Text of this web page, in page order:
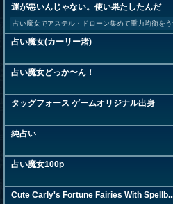
運が悪いんじゃない。使い果たしたんだ
占い魔女でアステル・ドローン集めて重力均衡を
占い魔女(カーリー渚)
占い魔女どっか〜ん！
タッグフォース ゲームオリジナル出身
純占い
占い魔女100p
Cute Carly's Fortune Fairies With